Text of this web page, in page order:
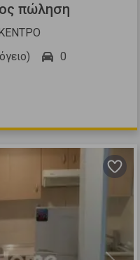
πώληση
0